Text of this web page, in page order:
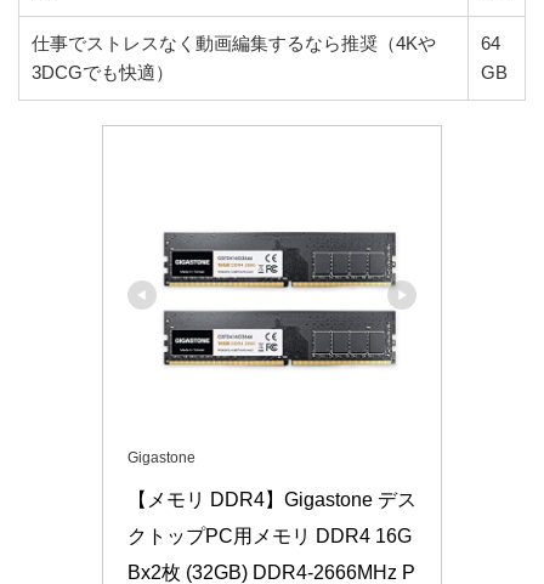
仕事でストレスなく動画編集するなら推奨（4Kや
3DCGでも快適）
64
GB
Gigastone
【メモリ DDR4】Gigastone デス
クトップPC用メモリ DDR4 16G
Bx2枚 (32GB) DDR4-2666MHz P